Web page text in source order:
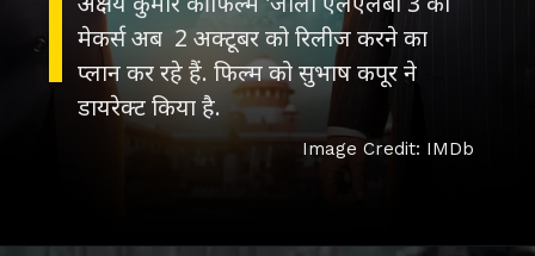
मेकर्स अब 2 अक्टूबर को रिलीज करने का
प्लान कर रहे हैं. फिल्म को सुभाष कपूर ने
Image Credit: IMDb